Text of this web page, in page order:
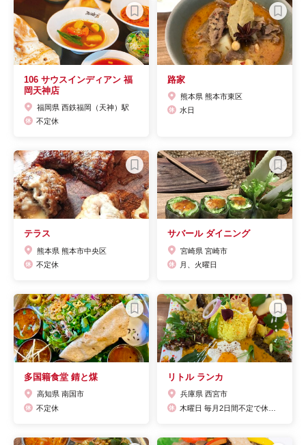
106 サウスインディアン 福
岡天神店
福岡県 西鉄福岡（天神）駅
不定休
路家
熊本県 熊本市東区
水日
テラス
熊本県 熊本市中央区
不定休
サバール ダイニング
宮崎県 宮崎市
月、火曜日
多国籍食堂 錆と煤
高知県 南国市
不定休
リトル ランカ
兵庫県 西宮市